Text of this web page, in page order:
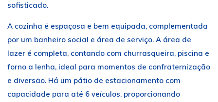
sofisticado.
A cozinha é espaçosa e bem equipada, complementada
por um banheiro social e área de serviço. A área de
lazer é completa, contando com churrasqueira, piscina e
forno a lenha, ideal para momentos de confraternização
e diversão. Há um pátio de estacionamento com
capacidade para até 6 veículos, proporcionando